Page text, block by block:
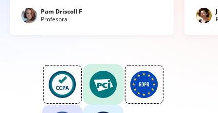
Pam Driscoll F
Profesora